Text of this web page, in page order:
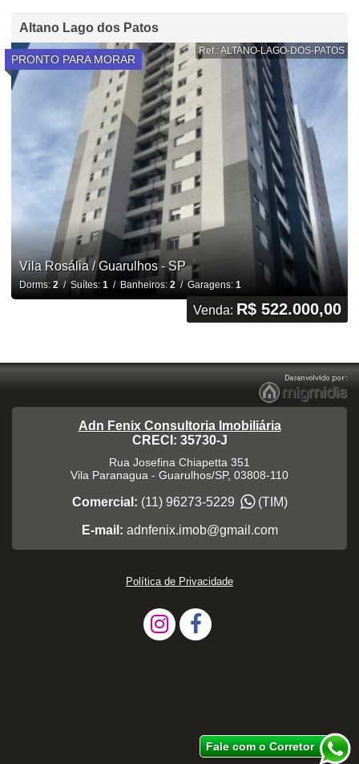
Altano Lago dos Patos
PRONTO PARA MORAR
Ref.: ALTANO-LAGO-DOS-PATOS
Vila Rosália / Guarulhos - SP
Dorms: 2/ Suítes: 1/ Banheiros: 2/ Garagens: 1
Venda: R$ 522.000,00
Fale com o Corretor
Adn Fenix Consultoria Imobiliária
CRECI: 35730-J
Rua Josefina Chiapetta 351
Vila Paranagua - Guarulhos/SP, 03808-110
Comercial: (11) 96273-5229 (TIM)
E-mail: adnfenix.imob@gmail.com
Política de Privacidade